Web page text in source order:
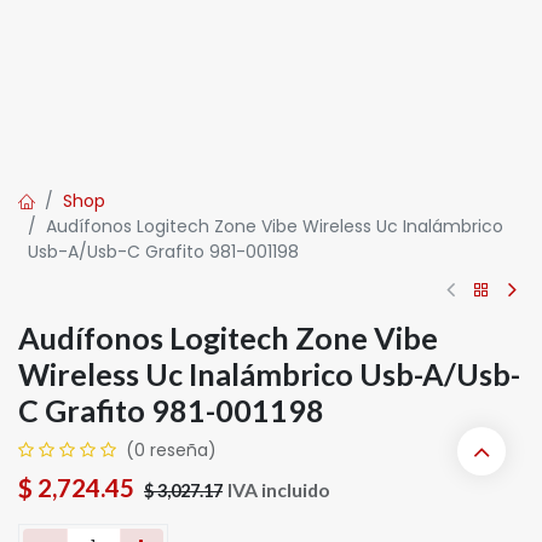
Shop
Audífonos Logitech Zone Vibe Wireless Uc Inalámbrico
Usb-A/Usb-C Grafito 981-001198
Audífonos Logitech Zone Vibe
Wireless Uc Inalámbrico Usb-A/Usb-
C Grafito 981-001198
(0 reseña)
$ 2,724.45 $3,027.17 IVA incluido